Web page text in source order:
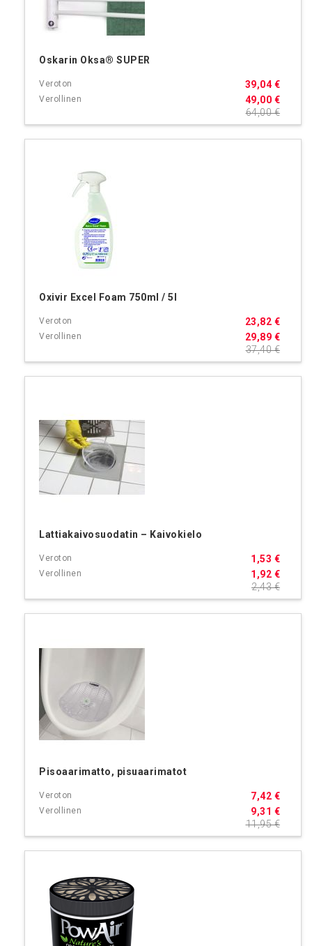
Oskarin Oksa® SUPER
49,00 €
39,04 €
64,00 €
Oxivir Excel Foam 750ml / 5l
29,89 €
23,82 €
37,40 €
Lattiakaivosuodatin – Kaivokielo
1,92 €
1,53 €
2,43 €
Pisoaarimatto, pisuaarimatot
9,31 €
7,42 €
11,95 €